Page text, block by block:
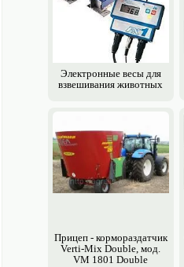
Электро­нныe весы для
взвешивания животных
Прицеп - кормо­раздатчик
Verti-Mix Double, мод.
VM 1801 Double